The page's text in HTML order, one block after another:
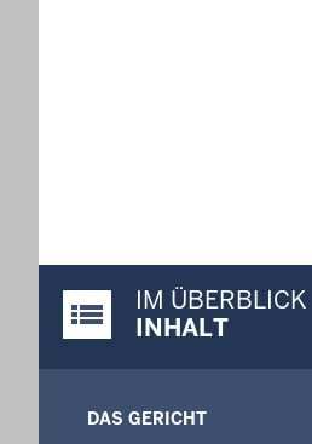
Justiz-Portal im Überblick:
IM ÜBERBLICK
INHALT
DAS GERICHT